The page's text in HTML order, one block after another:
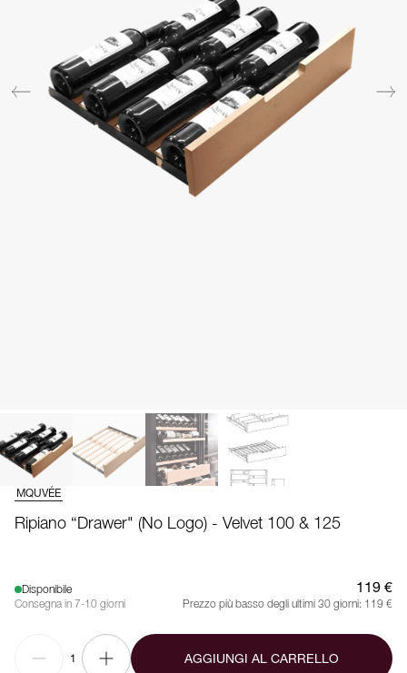
MQUVÉE
Ripiano “Drawer" (no Logo) - Velvet 100 & 125
Disponibile
Consegna in 7-10 giorni
119 €
Prezzo più basso degli ultimi 30 giorni: 119 €
1 AGGIUNGI AL CARRELLO